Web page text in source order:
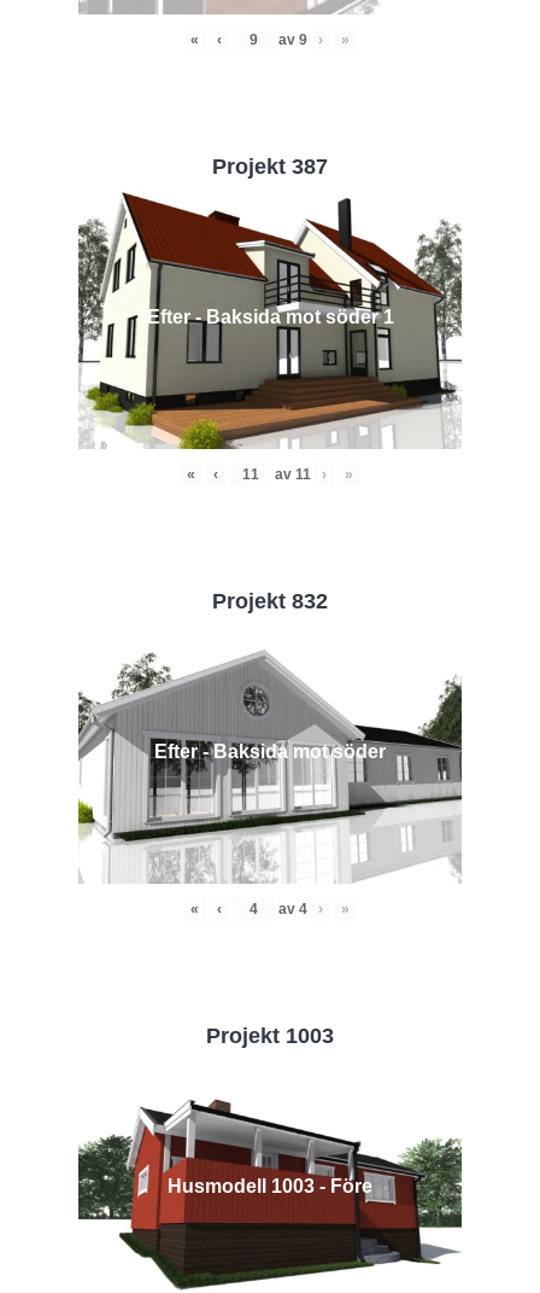
« ‹ av 9 › »
Projekt 387
Efter - Baksida mot söder 1
« ‹ av 11 › »
Projekt 832
Efter - Baksida mot söder
« ‹ av 4 › »
Projekt 1003
Husmodell 1003 - Före